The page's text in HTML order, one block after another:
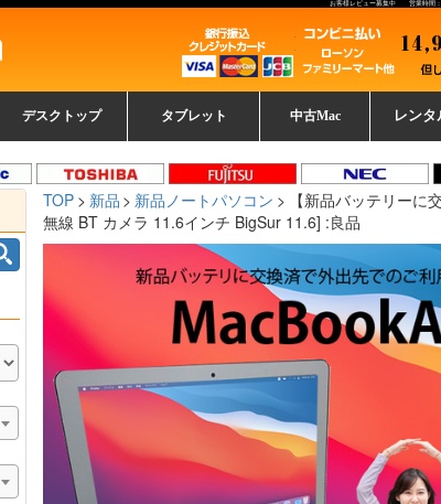
お客様レビュー募集中 営業時間：
ッカード
デスクトップ
中古デスクトップ一覧
新品デスクトップ一
覧
ゲーミングパソコン
トレーディングパソ
コン
ッカード
タブレット 中古Mac レンタ
TOP 新品 新品ノートパソコン
【新品バッテリー
無線 BT カメラ 11.6インチ BigSur 11.6] :良品